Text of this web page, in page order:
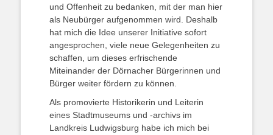
und Offenheit zu bedanken, mit der man hier
als Neubürger aufgenommen wird. Deshalb
hat mich die Idee unserer Initiative sofort
angesprochen, viele neue Gelegenheiten zu
schaffen, um dieses erfrischende
Miteinander der Dörnacher Bürgerinnen und
Bürger weiter fördern zu können.
Als promovierte Historikerin und Leiterin
eines Stadtmuseums und -archivs im
Landkreis Ludwigsburg habe ich mich bei